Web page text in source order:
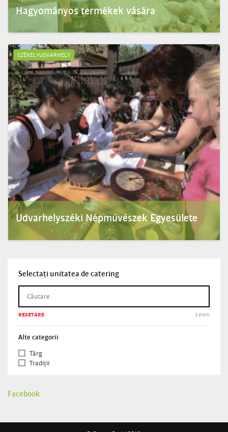
Hagyományos termékek vására
SZÉKELYUDVARHELY
Udvarhelyszéki Népművészek Egyesülete
Selectați unitatea de catering
RESETARE 3 elem
Alte categorii
Târg
Tradiții
Facebook